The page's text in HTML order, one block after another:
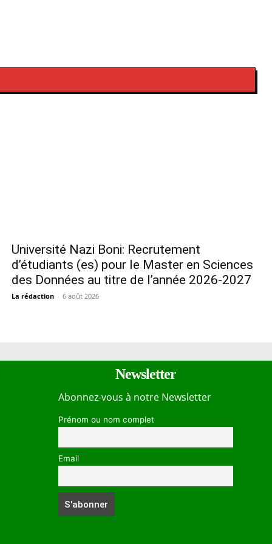
Université Nazi Boni: Recrutement
d’étudiants (es) pour le Master en Sciences
des Données au titre de l’année 2026-2027
La rédaction - 6 août 2026
Newsletter
Abonnez-vous à notre Newsletter
Prénom ou nom complet
Email